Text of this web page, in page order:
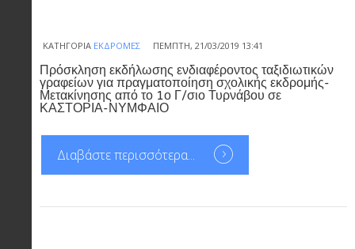
ΚΑΤΗΓΟΡΊΑ ΕΚΔΡΟΜΈΣ ΠΈΜΠΤΗ, 21/03/2019 13:41
Πρόσκληση εκδήλωσης ενδιαφέροντος ταξιδιωτικών
γραφείων για πραγματοποίηση σχολικής εκδρομής-
Μετακίνησης από το 1ο Γ/σιο Τυρνάβου σε
ΚΑΣΤΟΡΙΑ-ΝΥΜΦΑΙΟ
Διαβάστε περισσότερα...